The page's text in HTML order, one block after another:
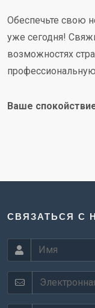
Обеспечьте свою
уже сегодня!
возможностях
Ваше
СВЯЗАТЬСЯ С